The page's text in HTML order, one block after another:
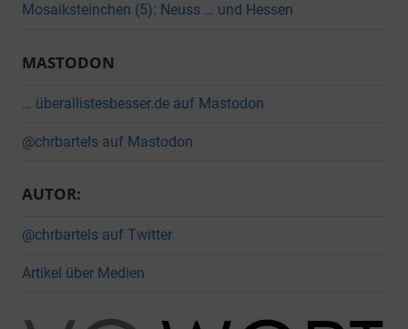
Mosaiksteinchen (5): Neuss … und Hessen
MASTODON
… überallistesbesser.de auf Mastodon
@chrbartels auf Mastodon
AUTOR:
@chrbartels auf Twitter
Artikel über Medien